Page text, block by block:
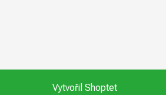
Vytvořil Shoptet